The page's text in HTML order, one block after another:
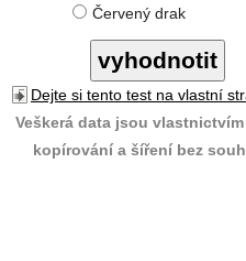
Červený drak
Dejte si tento test na vlastní
Veškerá data jsou
kopírování a šíření bez